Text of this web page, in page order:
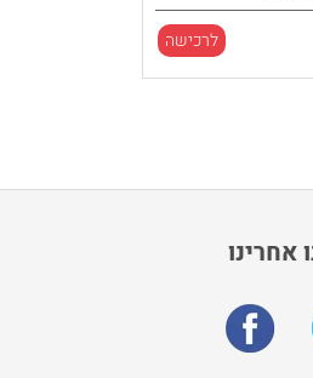
לרכישה
אחרינו